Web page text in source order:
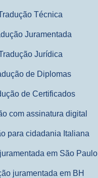
Técnica
Juramentada
Jurídica
de Diplomas
de Certificados
com assinatura digital
para cidadania Italiana
em São Paulo
juramentada em BH